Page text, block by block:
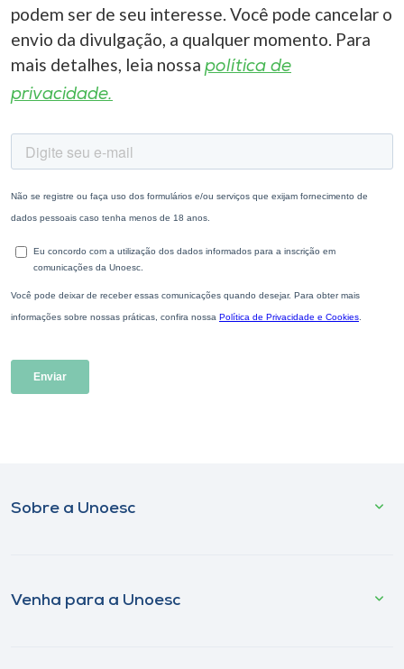
podem ser de seu interesse. Você pode cancelar o
envio da divulgação, a qualquer momento. Para
mais detalhes, leia nossa política de
privacidade.
Sobre a Unoesc
Venha para a Unoesc